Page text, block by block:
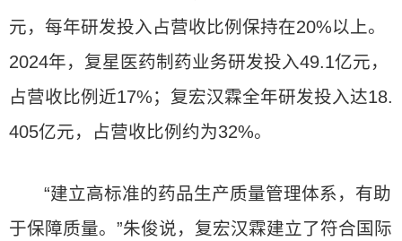
元，每年研发投入占营收比例保持在20%以上。
2024年，复星医药制药业务研发投入49.1亿元，
占营收比例近17%；复宏汉霖全年研发投入达18.
405亿元，占营收比例约为32%。
“建立高标准的药品生产质量管理体系，有助
于保障质量。”朱俊说，复宏汉霖建立了符合国际